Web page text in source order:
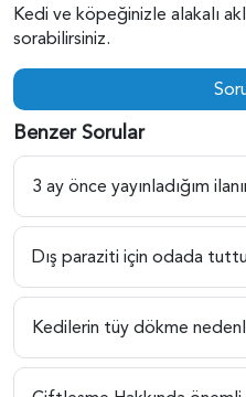
Kedi ve köpeğinizle alakalı
sorabilirsiniz.
Benzer Sorular
3 ay önce yayınladığım
Dış paraziti için odada
Kedilerin tüy dökme